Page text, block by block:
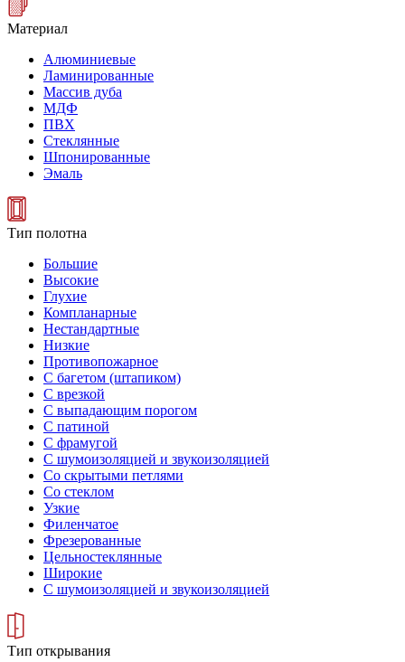
Материал
Алюминиевые
Ламинированные
Массив дуба
МДФ
ПВХ
Стеклянные
Шпонированные
Эмаль
Тип полотна
Большие
Высокие
Глухие
Компланарные
Нестандартные
Низкие
Противопожарное
С багетом (штапиком)
С врезкой
С выпадающим порогом
С патиной
С фрамугой
С шумоизоляцией и звукоизоляцией
Со скрытыми петлями
Со стеклом
Узкие
Филенчатое
Фрезерованные
Цельностеклянные
Широкие
С шумоизоляцией и звукоизоляцией
Тип открывания